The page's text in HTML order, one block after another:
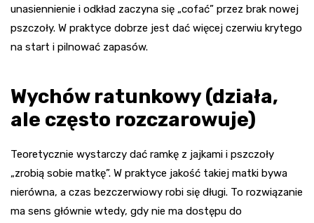
unasiennienie i odkład zaczyna się „cofać” przez brak nowej
pszczoły. W praktyce dobrze jest dać więcej czerwiu krytego
na start i pilnować zapasów.
Wychów ratunkowy (działa,
ale często rozczarowuje)
Teoretycznie wystarczy dać ramkę z jajkami i pszczoły
„zrobią sobie matkę”. W praktyce jakość takiej matki bywa
nierówna, a czas bezczerwiowy robi się długi. To rozwiązanie
ma sens głównie wtedy, gdy nie ma dostępu do